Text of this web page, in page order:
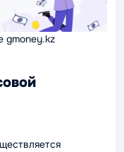
gmoney.kz